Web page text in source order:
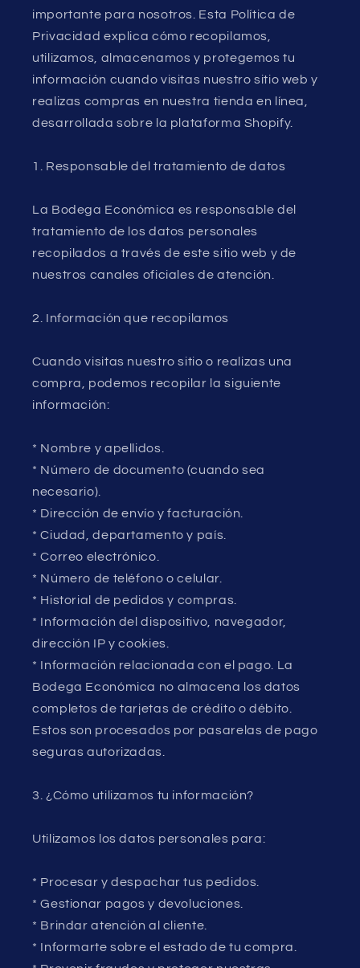
importante para nosotros. Esta Política de
Privacidad explica cómo recopilamos,
utilizamos, almacenamos y protegemos tu
información cuando visitas nuestro sitio web y
realizas compras en nuestra tienda en línea,
desarrollada sobre la plataforma Shopify.
1. Responsable del tratamiento de datos
La Bodega Económica es responsable del
tratamiento de los datos personales
recopilados a través de este sitio web y de
nuestros canales oficiales de atención.
2. Información que recopilamos
Cuando visitas nuestro sitio o realizas una
compra, podemos recopilar la siguiente
información:
* Nombre y apellidos.
* Número de documento (cuando sea
necesario).
* Dirección de envío y facturación.
* Ciudad, departamento y país.
* Correo electrónico.
* Número de teléfono o celular.
* Historial de pedidos y compras.
* Información del dispositivo, navegador,
dirección IP y cookies.
* Información relacionada con el pago. La
Bodega Económica no almacena los datos
completos de tarjetas de crédito o débito.
Estos son procesados por pasarelas de pago
seguras autorizadas.
3. ¿Cómo utilizamos tu información?
Utilizamos los datos personales para:
* Procesar y despachar tus pedidos.
* Gestionar pagos y devoluciones.
* Brindar atención al cliente.
* Informarte sobre el estado de tu compra.